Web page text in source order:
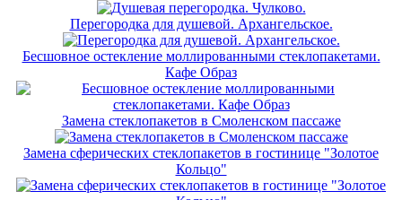
Перегородка для душевой. Архангельское.
Бесшовное остекление моллированными стеклопакетами.
Кафе Образ
Замена стеклопакетов в Смоленском пассаже
Замена сферических стеклопакетов в гостинице "Золотое
Кольцо"